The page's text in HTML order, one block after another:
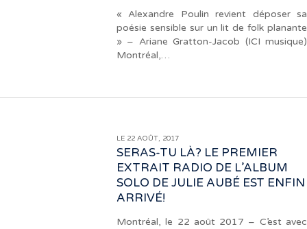
« Alexandre Poulin revient déposer sa
poésie sensible sur un lit de folk planante
» – Ariane Gratton-Jacob (ICI musique)
Montréal,…
LE 22 AOÛT, 2017
SERAS-TU LÀ? LE PREMIER
EXTRAIT RADIO DE L’ALBUM
SOLO DE JULIE AUBÉ EST ENFIN
ARRIVÉ!
Montréal, le 22 août 2017 – C’est avec